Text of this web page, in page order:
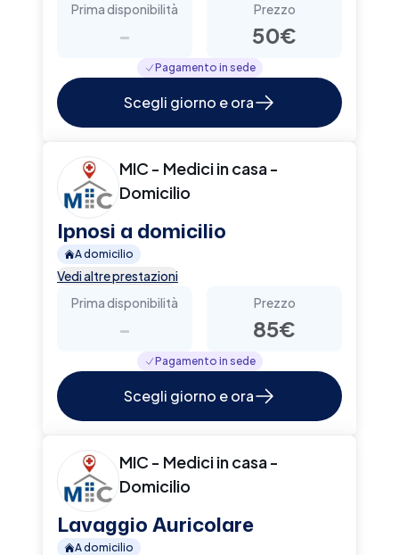
Prima disponibilità
-
Prezzo
50€
Pagamento in sede
Scegli giorno e ora
MIC - Medici in casa -
Domicilio
Ipnosi a domicilio
A domicilio
Vedi altre prestazioni
Prima disponibilità
-
Prezzo
85€
Pagamento in sede
Scegli giorno e ora
MIC - Medici in casa -
Domicilio
Lavaggio Auricolare
A domicilio